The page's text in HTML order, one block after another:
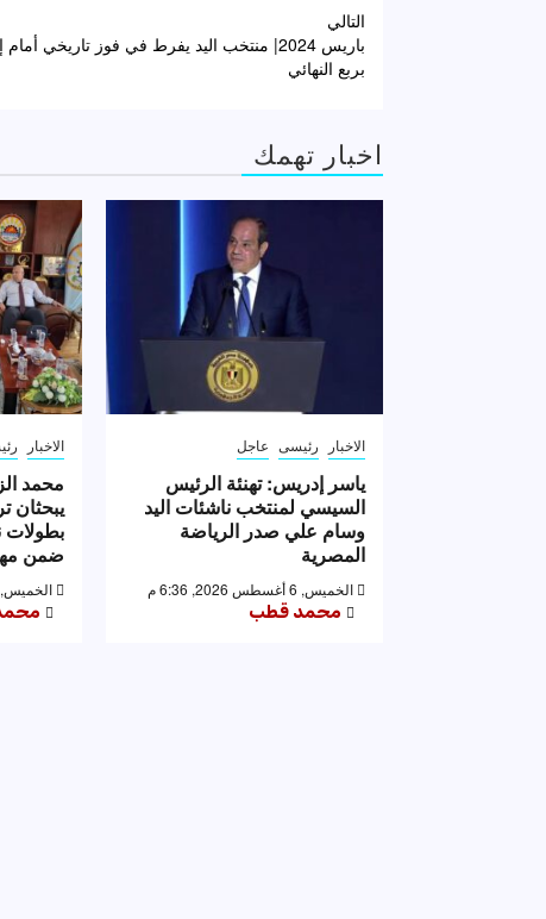
تصفّح
المقالات
التالي
باريس 2024| منتخب اليد يفرط في فوز تاريخي أمام
بربع النهائي
اخبار تهمك
الاخبار رئيسى عاجل
ياسر إدريس: تهنئة الرئيس
السيسي لمنتخب ناشئات اليد
وسام علي صدر الرياضة
المصرية
الخميس, 6 أغسطس 2026, 6:36 م
محمد قطب
الاخبار
محمد
يبحثان
بطولات
ضمن
الخميس, 6 أغسطس 2026, 6:14 م